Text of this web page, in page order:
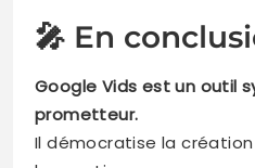
🎤 En
Google Vids est un outil
prometteur.
Il démocratise la création